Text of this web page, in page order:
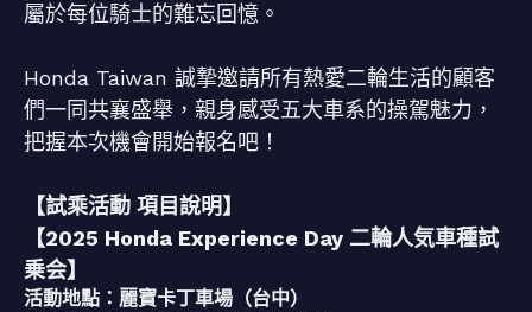
屬於每位騎士的難忘回憶。
Honda Taiwan 誠摯邀請所有熱愛二輪生活的顧客
們一同共襄盛舉，親身感受五大車系的操駕魅力，
把握本次機會開始報名吧！
【試乘活動 項目說明】
【2025 Honda Experience Day 二輪人気車種試
乗会】
活動地點：麗寶卡丁車場（台中）